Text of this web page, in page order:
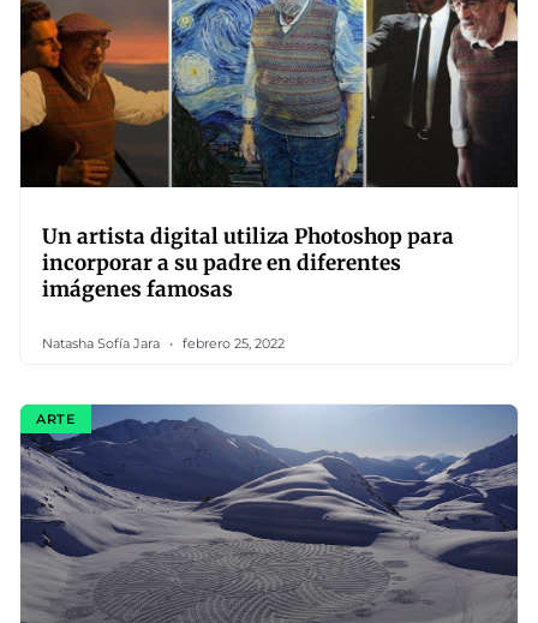
Un artista digital utiliza Photoshop para
incorporar a su padre en diferentes
imágenes famosas
Natasha Sofía Jara febrero 25, 2022
ARTE